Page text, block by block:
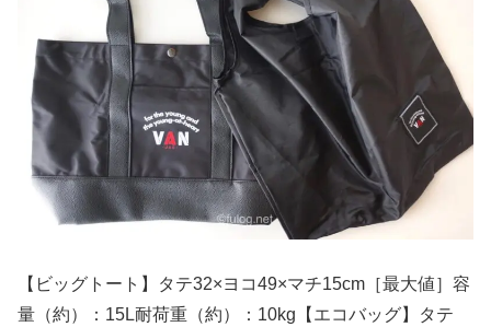
【ビッグトート】タテ32×ヨコ49×マチ15cm［最大値］容
量（約）：15L耐荷重（約）：10kg【エコバッグ】タテ